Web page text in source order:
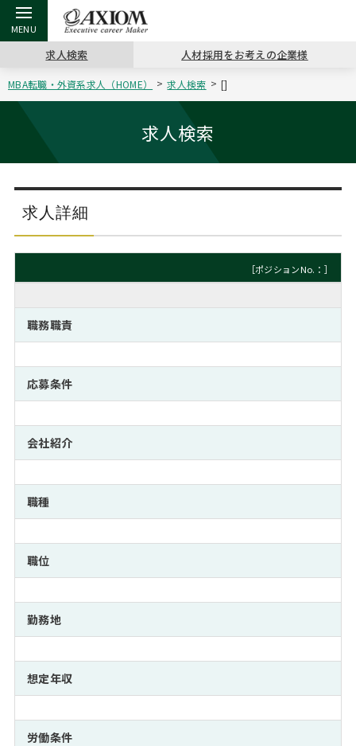
戻る
アクシアムの特長
コンサ
サービス案内 キャリ
コンサルタントの紹介
戻る
キャリア支援 TOP
キャリアデザイン講座
（最新求人市場動向）
MBAの
おわり
ステージ別アドバイス
MBA留学生数の推移
日本か
インターン受入企業一覧
MBAを生かす求人特集
年齢と年収の相関図
戻る
転職ツール TOP
英文レジュメの書き方 パワー
職務経歴書の書き方
よくある面接Q&A集
外資系／面接攻略のコツ
戻る
転職コラム TOP
“展”職相談室
転職市場の明日をよめ
転職成功への4つの鍵
キャリアに効く一冊
注目企業インタビュー
戻る
イベント・セミナー TOP
ジョブフェア
キャリアデザインセミナー
キャリアフォーラム
プロ経営者の特別セミナー
Career Talk Live
MBA NETWORKING
戻る
会社概要 TOP
沿革
主なクライアント
採用情報
パブリシティ
ニュースリリース
求人検索 人材採用をお考えの企業様
MBA転職・外資系求人（HOME） 求人検索 []
求人検索
求人詳細
［ポジションNo.：］
職務職責
応募条件
会社紹介
職種
職位
勤務地
想定年収
労働条件